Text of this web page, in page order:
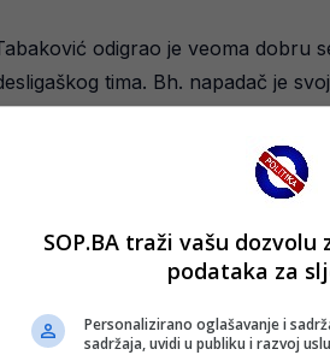
odigrao je veoma
tima. Bh. napadač je
13 pogodaka i upisao dvije
kada je često bio ključni
problem predstavlja činjenica
u TSG Hoffenheim, s kojim
SOP.BA traži vašu
podataka za
Personalizirano oglašavanje i
sadržaja, uvidi u publiku i razvoj